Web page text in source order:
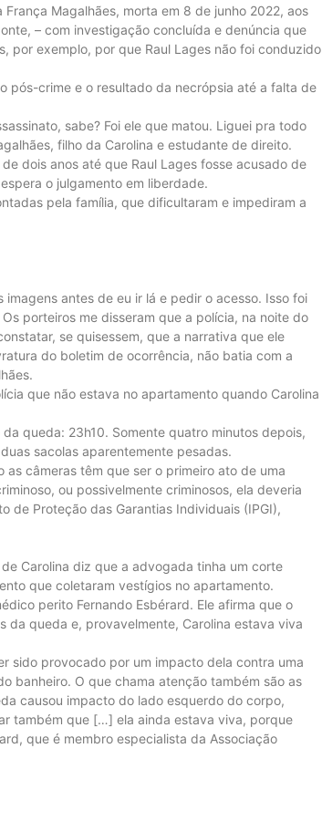
Magalhães, morta em 8 de junho 2022, aos
– com investigação concluída e denúncia que
por exemplo, por que Raul Lages não foi conduzido
pós-crime e o resultado da necrópsia até a falta de
sabe? Foi ele que matou. Liguei pra todo
filho da Carolina e estudante de direito.
dois anos até que Raul Lages fosse acusado de
o julgamento em liberdade.
pela família, que dificultaram e impediram a
antes de eu ir lá e pedir o acesso. Isso foi
porteiros me disseram que a polícia, na noite do
se quisessem, que a narrativa que ele
do boletim de ocorrência, não batia com a
que não estava no apartamento quando Carolina
queda: 23h10. Somente quatro minutos depois,
sacolas aparentemente pesadas.
as câmeras têm que ser o primeiro ato de uma
ou possivelmente criminosos, ela deveria
de Proteção das Garantias Individuais (IPGI),
Carolina diz que a advogada tinha um corte
que coletaram vestígios no apartamento.
perito Fernando Esbérard. Ele afirma que o
queda e, provavelmente, Carolina estava viva
sido provocado por um impacto dela contra uma
banheiro. O que chama atenção também são as
causou impacto do lado esquerdo do corpo,
também que […] ela ainda estava viva, porque
que é membro especialista da Associação